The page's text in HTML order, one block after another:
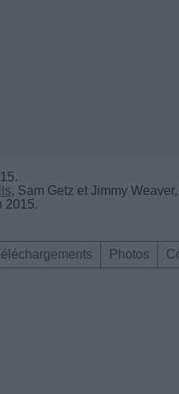
, Sam Getz et Jimmy
2015.
Photos